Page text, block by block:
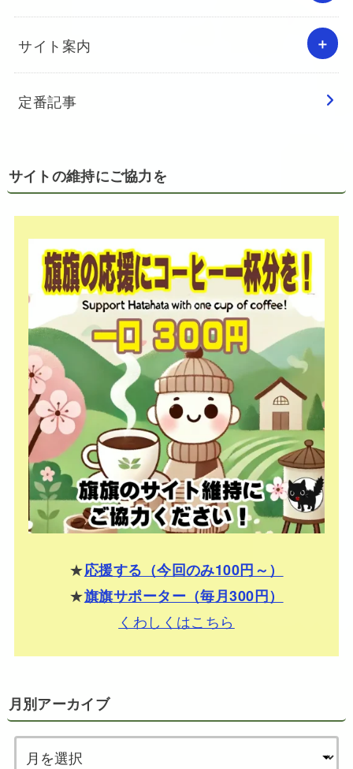
サイト案内
定番記事
サイトの維持にご協力を
★応援する（今回のみ100円～）
★旗旗サポーター（毎月300円）
くわしくはこちら
月別アーカイブ